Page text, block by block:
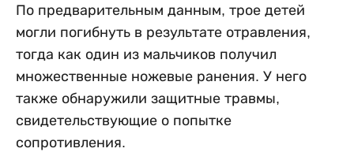
По предварительным данным, трое детей
могли погибнуть в результате отравления,
тогда как один из мальчиков получил
множественные ножевые ранения. У него
также обнаружили защитные травмы,
свидетельствующие о попытке
сопротивления.